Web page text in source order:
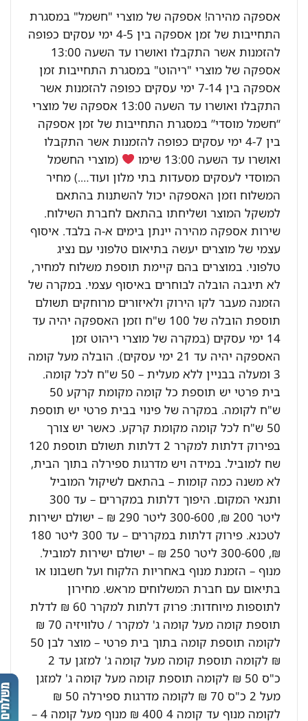
אספקה מהירה! אספקה של מוצרי "חשמל" במסגרת
התחייבות של זמן אספקה בין 4-5 ימי עסקים כפופה
להזמנות אשר התקבלו ואושרו עד השעה 13:00
אספקה של מוצרי "ריהוט" במסגרת התחייבות זמן
אספקה בין 7-14 ימי עסקים כפופה להזמנות אשר
התקבלו ואושרו עד השעה 13:00 אספקה של מוצרי
“חשמל מוסדי” במסגרת התחייבות של זמן אספקה
בין 4-7 ימי עסקים כפופה להזמנות אשר התקבלו
ואושרו עד השעה 13:00 שימו
(מוצרי החשמל
המוסדי לעסקים מסעדות בתי מלון ועוד….) מחיר
המשלוח וזמן האספקה יכול להשתנות בהתאם
למשקל המוצר ושליחתו בהתאם לחברת השילוח.
שירות אספקה מהירה יינתן בימים א-ה בלבד. איסוף
עצמי של מוצרים יעשה בתיאום טלפוני עם נציג
טלפוני. במוצרים בהם קיימת תוספת משלוח למחיר,
לא תיגבה הובלה לבוחרים באיסוף עצמי. במקרה של
הזמנה מעבר לקו הירוק ולאיזורים מרוחקים תשולם
תוספת הובלה של 100 ש"ח וזמן האספקה יהיה עד
14 ימי עסקים (במקרה של מוצרי ריהוט זמן
האספקה יהיה עד 21 ימי עסקים). הובלה מעל קומה
3 ומעלה בבניין ללא מעלית – 50 ש"ח לכל קומה.
בית פרטי יש תוספת כל קומה מקומת קרקע 50
ש"ח לקומה. במקרה של פינוי בבית פרטי יש תוספת
50 ש"ח לכל קומה מקומת קרקע. כאשר יש צורך
בפירוק דלתות למקרר 2 דלתות תשולם תוספת 120
שח למוביל. במידה ויש מדרגות ספירלה בתוך הבית,
לא משנה כמה קומות – בהתאם לשיקול המוביל
ותנאי המקום. היפוך דלתות במקררים – עד 300
ליטר 200 ₪, 300-600 ליטר 290 ₪ – ישולם ישירות
לטכנא. פירוק דלתות במקררים – עד 300 ליטר 180
₪, 300-600 ליטר 250 ₪ – ישולם ישירות למוביל.
מנוף – הזמנת מנוף באחריות הלקוח ועל חשבונו או
בתיאום עם חברת המשלוחים מראש. מחירון
לתוספות מיוחדות: פרוק דלתות למקרר 60 ₪ לדלת
תוספת קומה מעל קומה ג' למקרר / טלוויזיה 70 ₪
לקומה תוספת קומה בתוך בית פרטי – מוצר לבן 50
₪ לקומה תוספת קומה מעל קומה ג' למזגן עד 2
כ"ס 50 ₪ לקומה תוספת קומה מעל קומה ג' למזגן
מעל 2 כ"ס 70 ₪ לקומה מדרגות ספירלה 50 ₪
לקומה מנוף עד קומה 4 400 ₪ מנוף מעל קומה 4 –